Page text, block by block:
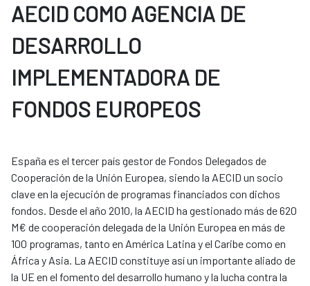
AECID COMO AGENCIA DE
DESARROLLO
IMPLEMENTADORA DE
FONDOS EUROPEOS
España es el tercer país gestor de Fondos Delegados de
Cooperación de la Unión Europea, siendo la AECID un socio
clave en la ejecución de programas financiados con dichos
fondos. Desde el año 2010, la AECID ha gestionado más de 620
M€ de cooperación delegada de la Unión Europea en más de
100 programas, tanto en América Latina y el Caribe como en
África y Asia. La AECID constituye así un importante aliado de
la UE en el fomento del desarrollo humano y la lucha contra la